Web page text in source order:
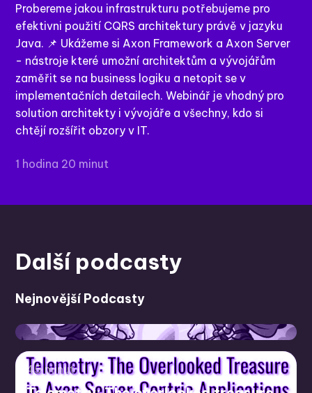
Probereme jakou infrastrukturu potřebujeme pro
efektivni použití CQRS architektury právě v jazyku
Java. 📌 Ukážeme si Axon Framework a Axon Server
- nástroje které umožní architektům a vývojářům
zaměřit se na business logiku a netopit se v
implementačních detailech. Webinář je vhodný pro
solution architekty i vývojáře a všechny, kdo si
chtějí rozšířit obzory v IT.
1 hodina 20 minut
Další podcasty
Nejnovější Podcasty
42:14
Axoniq Conference
45 minut